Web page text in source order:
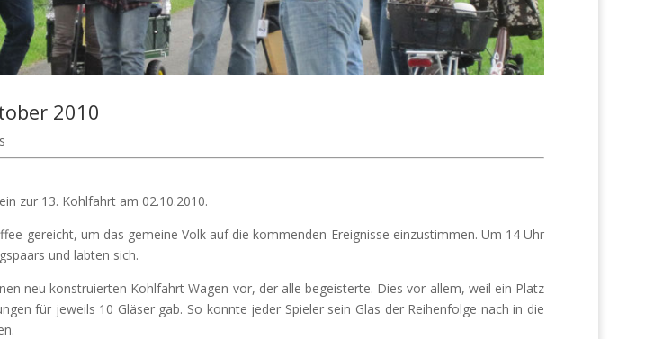
2010
zur 13. Kohlfahrt am 02.10.2010.
gereicht, um das gemeine Volk auf die kommenden Ereignisse einzustimmen. Um 14 Uhr
und labten sich.
neu konstruierten Kohlfahrt Wagen vor, der alle begeisterte. Dies vor allem, weil ein Platz
für jeweils 10 Gläser gab. So konnte jeder Spieler sein Glas der Reihenfolge nach in die